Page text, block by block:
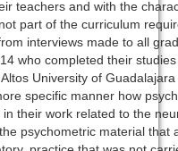
teachers and with the
part of the curriculum
interviews made to all
who completed their
University of
specific manner how
in their work related to the
psychometric material that